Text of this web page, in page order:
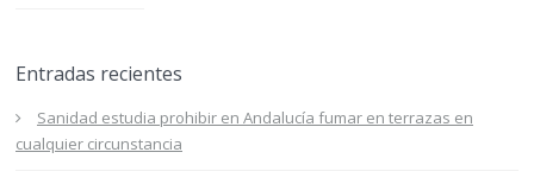
Entradas recientes
Sanidad estudia prohibir en Andalucía fumar en terrazas en
cualquier circunstancia